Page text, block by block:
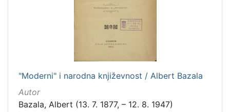
"Moderni" i narodna književnost / Albert Bazala
Autor
Bazala, Albert (13. 7. 1877, – 12. 8. 1947)